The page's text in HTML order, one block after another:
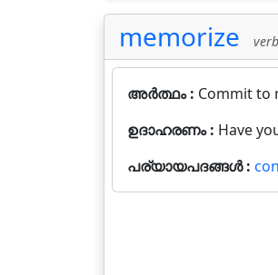
memorize verb
അർത്ഥം : Commit to
ഉദാഹരണം : Have
പര്യായപദങ്ങൾ : con